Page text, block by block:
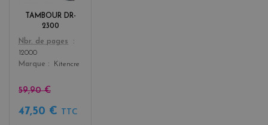
TAMBOUR DR-
2300
Color
k
Nbr. de pages
12000
Marque
Kitencre
59,90 €
47,50 € TTC